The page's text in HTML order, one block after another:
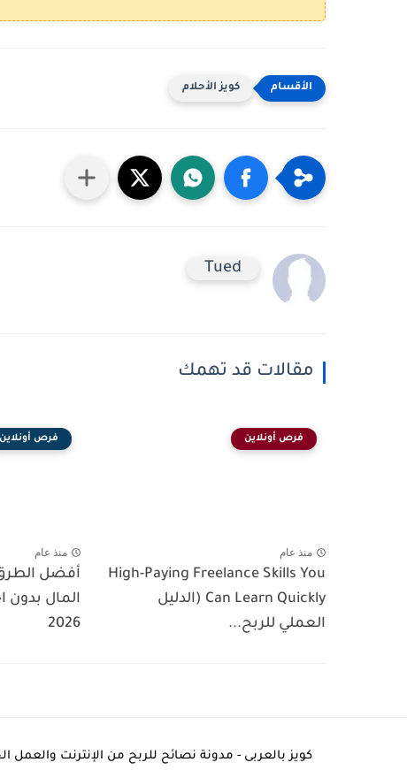
كويز الأحلام
Tued
مقالات قد تهمك
فرص أونلاين
منذ عام
High-Paying Freelance Skills You
Can Learn Quickly (الدليل
العملي للربح...
فرص أونلاين
منذ عام
أفضل
المال بدون
2026
كويز بالعربى - مدونة نصائح للربح من الإنترنت والعمل